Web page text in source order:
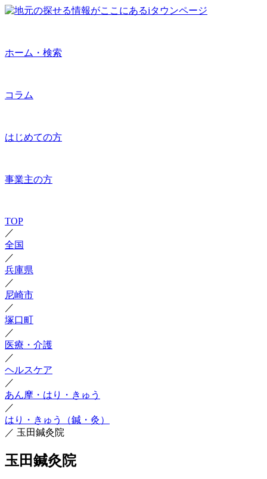
ホーム・検索
コラム
はじめての方
事業主の方
TOP
／
全国
／
兵庫県
／
尼崎市
／
塚口町
／
医療・介護
／
ヘルスケア
／
あん摩・はり・きゅう
／
はり・きゅう（鍼・灸）
／ 玉田鍼灸院
玉田鍼灸院